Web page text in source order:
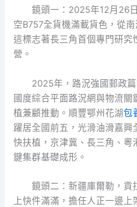
鏡頭一：2025年12月26
空B757全貨機滿載貨色，從
這標志著長三角首個專門研究
營。
2025年，路況強國郵政
國度綜合平面路況網與物流
植兼顧推動。順豐鄂州花湖包
躍居全國前五，光滑油滑嘉興
快扶植，京津冀、長三角、粵
鍵集群基礎成形。
鏡頭二：新疆庫爾勒，貢
上快件滿滿，擔任人正一邊